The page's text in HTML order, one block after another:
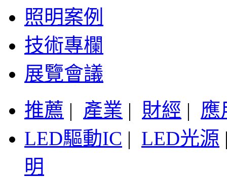
照明案例
技術專欄
展覽會議
推薦 | 產業 | 財經 | 應
LED驅動IC | LED光源
明